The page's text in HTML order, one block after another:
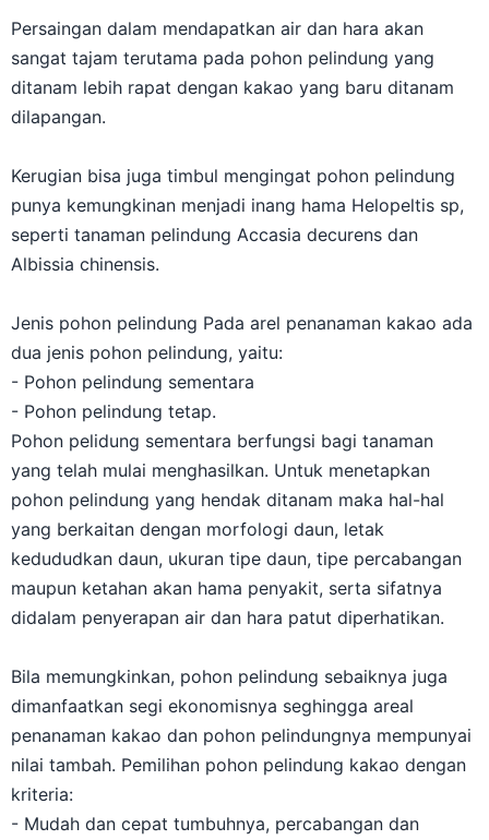
Persaingan dalam mendapatkan air dan hara akan
sangat tajam terutama pada pohon pelindung yang
ditanam lebih rapat dengan kakao yang baru ditanam
dilapangan.
Kerugian bisa juga timbul mengingat pohon pelindung
punya kemungkinan menjadi inang hama Helopeltis sp,
seperti tanaman pelindung Accasia decurens dan
Albissia chinensis.
Jenis pohon pelindung Pada arel penanaman kakao ada
dua jenis pohon pelindung, yaitu:
- Pohon pelindung sementara
- Pohon pelindung tetap.
Pohon pelidung sementara berfungsi bagi tanaman
yang telah mulai menghasilkan. Untuk menetapkan
pohon pelindung yang hendak ditanam maka hal-hal
yang berkaitan dengan morfologi daun, letak
kedududkan daun, ukuran tipe daun, tipe percabangan
maupun ketahan akan hama penyakit, serta sifatnya
didalam penyerapan air dan hara patut diperhatikan.
Bila memungkinkan, pohon pelindung sebaiknya juga
dimanfaatkan segi ekonomisnya seghingga areal
penanaman kakao dan pohon pelindungnya mempunyai
nilai tambah. Pemilihan pohon pelindung kakao dengan
kriteria:
- Mudah dan cepat tumbuhnya, percabangan dan